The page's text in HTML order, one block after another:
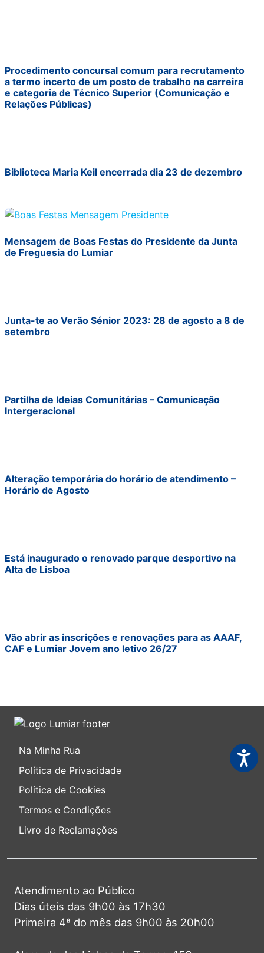
Procedimento concursal comum para recrutamento
a termo incerto de um posto de trabalho na carreira
e categoria de Técnico Superior (Comunicação e
Relações Públicas)
Biblioteca Maria Keil encerrada dia 23 de dezembro
Mensagem de Boas Festas do Presidente da Junta
de Freguesia do Lumiar
Junta-te ao Verão Sénior 2023: 28 de agosto a 8 de
setembro
Partilha de Ideias Comunitárias – Comunicação
Intergeracional
Alteração temporária do horário de atendimento –
Horário de Agosto
Está inaugurado o renovado parque desportivo na
Alta de Lisboa
Vão abrir as inscrições e renovações para as AAAF,
CAF e Lumiar Jovem ano letivo 26/27
Na Minha Rua
Política de Privacidade
Política de Cookies
Termos e Condições
Livro de Reclamações
Atendimento ao Público
Dias úteis das 9h00 às 17h30
Primeira 4ª do mês das 9h00 às 20h00